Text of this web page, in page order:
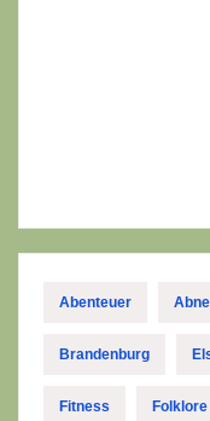
Abenteuer
Brandenburg
Fitness Folklore